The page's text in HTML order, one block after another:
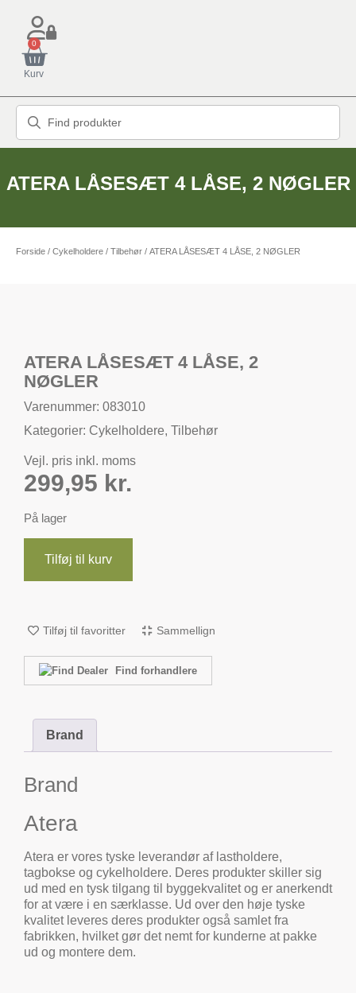
0
Kurv
ATERA LÅSESÆT 4 LÅSE, 2 NØGLER
Forside / Cykelholdere / Tilbehør / ATERA LÅSESÆT 4 LÅSE, 2 NØGLER
ATERA LÅSESÆT 4 LÅSE, 2
NØGLER
Varenummer: 083010
Kategorier: Cykelholdere, Tilbehør
Vejl. pris inkl. moms
299,95 kr.
På lager
Tilføj til kurv
Tilføj til favoritter Sammellign
Find forhandlere
Brand
Brand
Atera
Atera er vores tyske leverandør af lastholdere,
tagbokse og cykelholdere. Deres produkter skiller sig
ud med en tysk tilgang til byggekvalitet og er anerkendt
for at være i en særklasse. Ud over den høje tyske
kvalitet leveres deres produkter også samlet fra
fabrikken, hvilket gør det nemt for kunderne at pakke
ud og montere dem.